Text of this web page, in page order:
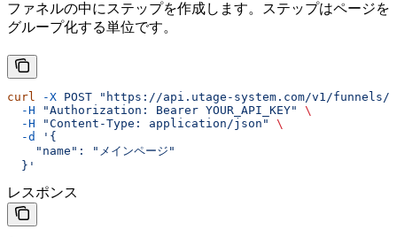
ファネルの中にステップを作成します。ステップはページを
グループ化する単位です。
curl -X POST "https://api.utage-system.com/v1/funnels/
  -H
"Authorization: Bearer YOUR_API_KEY"
\
  -H
"Content-Type: application/json"
\
  -d
'{
    "name": "メインページ"
  }'
レスポンス